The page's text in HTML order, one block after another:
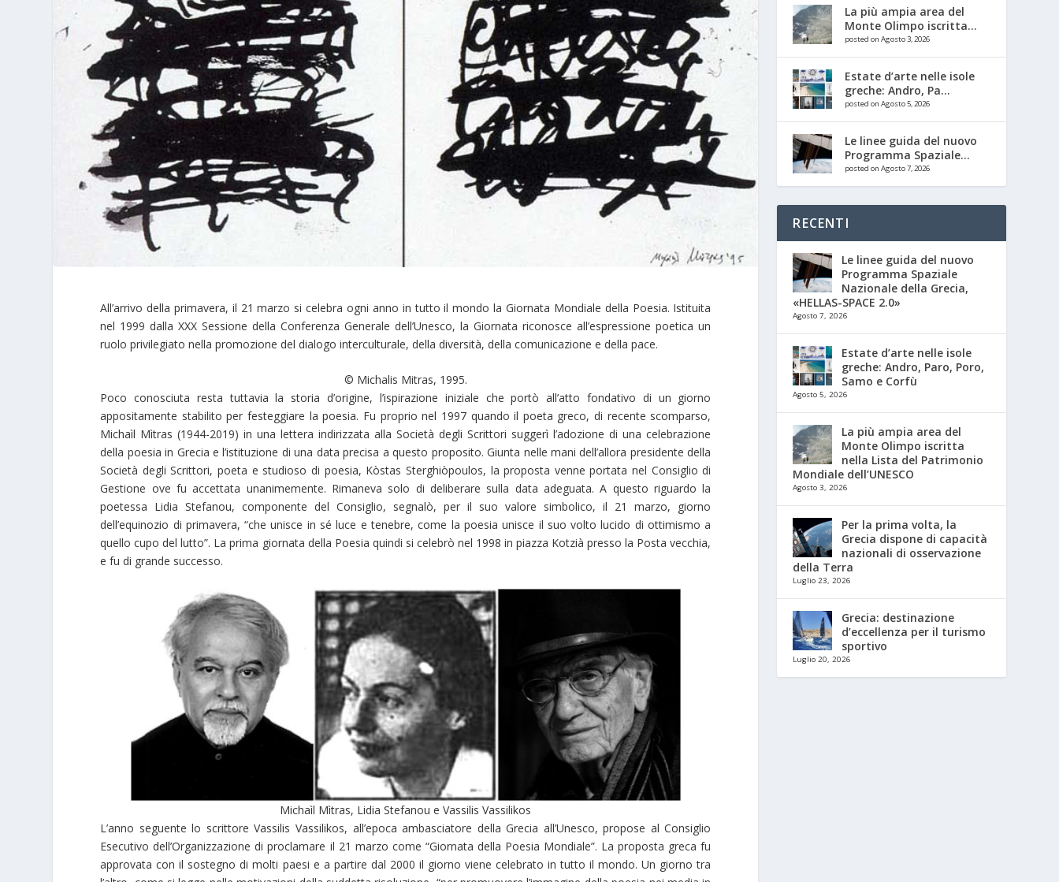
All’arrivo della primavera, il 21 marzo si celebra ogni anno in tutto il mondo la Giornata Mondiale della Poesia. Istituita
nel 1999 dalla XXX Sessione della Conferenza Generale dell’Unesco, la Giornata riconosce all’espressione poetica un
ruolo privilegiato nella promozione del dialogo interculturale, della diversità, della comunicazione e della pace.
© Michalis Mitras, 1995.
Poco conosciuta resta tuttavia la storia d’origine, l’ispirazione iniziale che portò all’atto fondativo di un giorno
appositamente stabilito per festeggiare la poesia. Fu proprio nel 1997 quando il poeta greco, di recente scomparso,
Michaìl Mìtras (1944-2019) in una lettera indirizzata alla Società degli Scrittori suggerì l’adozione di una celebrazione
della poesia in Grecia e l’istituzione di una data precisa a questo proposito. Giunta nelle mani dell’allora presidente della
Società degli Scrittori, poeta e studioso di poesia, Kòstas Sterghiòpoulos, la proposta venne portata nel Consiglio di
Gestione ove fu accettata unanimemente. Rimaneva solo di deliberare sulla data adeguata. A questo riguardo la
poetessa Lidia Stefanou, componente del Consiglio, segnalò, per il suo valore simbolico, il 21 marzo, giorno
dell’equinozio di primavera, “che unisce in sé luce e tenebre, come la poesia unisce il suo volto lucido di ottimismo a
quello cupo del lutto”. La prima giornata della Poesia quindi si celebrò nel 1998 in piazza Kotzià presso la Posta vecchia,
e fu di grande successo.
Michaìl Mìtras, Lidia Stefanou e Vassilis Vassilikos
L’anno seguente lo scrittore Vassilis Vassilikos, all’epoca ambasciatore della Grecia all’Unesco, propose al Consiglio
Esecutivo dell’Οrganizzazione di proclamare il 21 marzo come “Giornata della Poesia Mondiale”. La proposta greca fu
approvata con il sostegno di molti paesi e a partire dal 2000 il giorno viene celebrato in tutto il mondo. Un giorno tra
La più ampia area del
Monte Olimpo iscritta...
posted on Agosto 3, 2026
Estate d’arte nelle isole
greche: Andro, Pa...
posted on Agosto 5, 2026
Le linee guida del nuovo
Programma Spaziale...
posted on Agosto 7, 2026
RECENTI
Le linee guida del nuovo
Programma Spaziale
Nazionale della Grecia,
«HELLAS-SPACE 2.0»
Agosto 7, 2026
Estate d’arte nelle isole
greche: Andro, Paro, Poro,
Samo e Corfù
Agosto 5, 2026
La più ampia area del
Monte Olimpo iscritta
nella Lista del Patrimonio
Mondiale dell’UNESCO
Agosto 3, 2026
Per la prima volta, la
Grecia dispone di capacità
nazionali di osservazione
della Terra
Luglio 23, 2026
Grecia: destinazione
d’eccellenza per il turismo
sportivo
Luglio 20, 2026